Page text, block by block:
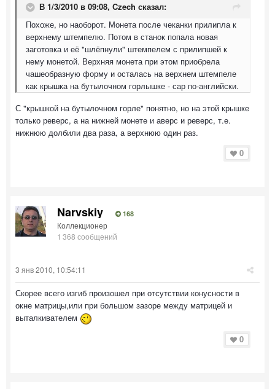
В 1/3/2010 в 09:08, Czech сказал:
Похоже, но наоборот. Монета после чеканки прилипла к
верхнему штемпелю. Потом в станок попала новая
заготовка и её "шлёпнули" штемпелем с прилипшей к
нему монетой. Верхняя монета при этом приобрела
чашеобразную форму и осталась на верхнем штемпеле
как крышка на бутылочном горлышке - сар по-английски.
С "крышкой на бутылочном горле" понятно, но на этой крышке
только реверс, а на нижней монете и аверс и реверс, т.е.
нижнюю долбили два раза, а верхнюю один раз.
0
Narvskiy 168
Коллекционер
1 368 сообщений
3 янв 2010, 10:54:11
Скорее всего изгиб произошел при отсутствии конусности в
окне матрицы,или при большом зазоре между матрицей и
выталкивателем
0